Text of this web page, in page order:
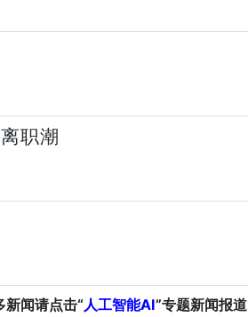
职潮
新闻请点击“人工智能AI”专题新闻报道